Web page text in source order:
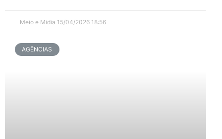
Meio e Midia 15/04/2026 18:56
AGÊNCIAS